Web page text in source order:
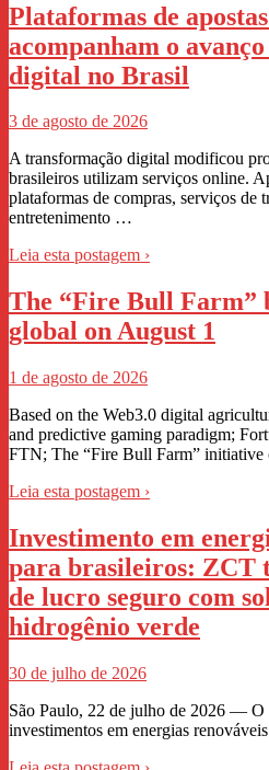
Plataformas de
acompanham o
digital no Brasil
3 de agosto de 2026
A transformação digital modificou
brasileiros utilizam serviços online.
plataformas de compras, serviços de
entretenimento …
Leia esta postagem ›
The “Fire Bull Farm”
global on August 1
1 de agosto de 2026
Based on the Web3.0 digital
and predictive gaming paradigm;
FTN; The “Fire Bull Farm”
Leia esta postagem ›
Investimento em
para brasileiros: ZCT
de lucro seguro com
hidrogênio verde
30 de julho de 2026
São Paulo, 22 de julho de 2026 — O
investimentos em energias